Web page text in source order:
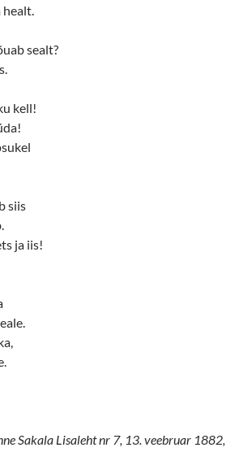
healt.
sealt?
kell!
siis
ja iis!
Sakala Lisaleht nr 7, 13. veebruar 1882,